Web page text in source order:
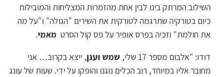
השילוב המרתק בינו לבין אחת מהזמרות המצליחות והמובילות
כיום בטורקיה שתרגמה לטורקית את השירים "הגולה" ו"על מה
את חולמת" וזכיה בפרס אופיר על פס קול הסרט מאמי.
דודו: "אלבום מספר 17 שלי,
שמש וענן, ייצא בקרוב… אני
מחובר אליו במיוחד, רוב הכלים נוגנו והופקו על ידי. שעות של עונג